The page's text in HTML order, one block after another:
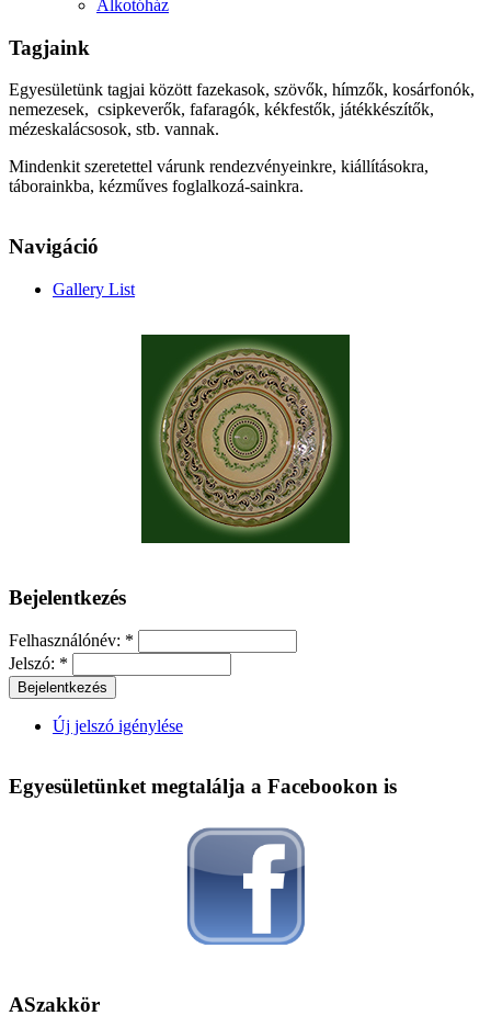
Alkotóház
Tagjaink
Egyesületünk tagjai között fazekasok, szövők, hímzők, kosárfonók,
nemezesek, csipkeverők, fafaragók, kékfestők, játékkészítők,
mézeskalácsosok, stb. vannak.
Mindenkit szeretettel várunk rendezvényeinkre, kiállításokra,
táborainkba, kézműves foglalkozá-sainkra.
Navigáció
Gallery List
Bejelentkezés
Felhasználónév: *
Jelszó: *
Új jelszó igénylése
Egyesületünket megtalálja a Facebookon is
ASzakkör